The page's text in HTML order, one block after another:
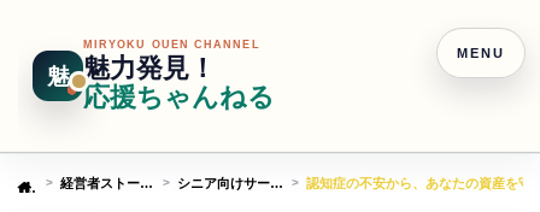
魅
MIRYOKU OUEN CHANNEL
魅力発見！
応援ちゃんねる
Home 経営者ストーリー シニア向けサービス 認知症の不安から、あなたの資産を守
MENU